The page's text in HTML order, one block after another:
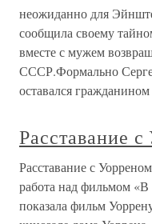
неожиданно для
сообщила своему
вместе с мужем
СССР.Формально
оставался
Расставание
Расставание с
работа над фильмом
показала фильм